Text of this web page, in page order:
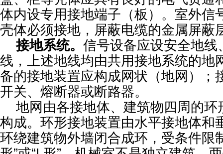
体内设专用接地端子（板）。室外信
壳体必须接地，屏蔽电缆的金属屏蔽
接地系统。 信号设备应设安全地
线，上述地线均由共用接地系统的地
备的接地装置应构成网状（地网）；
开关、熔断器或断路器。
地网由各接地体、建筑物四周的环
构成。环形接地装置由水平接地体和
环绕建筑物外墙闭合成环，受条件限